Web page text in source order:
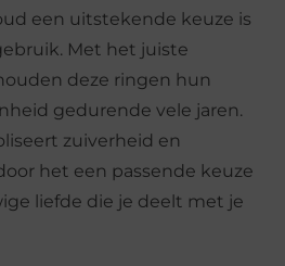
een uitstekende keuze is
Met het juiste
deze ringen hun
gedurende vele jaren.
zuiverheid en
het een passende keuze
liefde die je deelt met je